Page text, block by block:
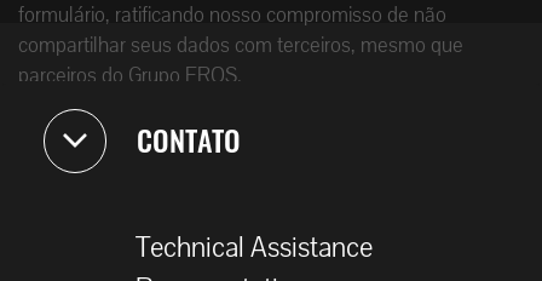
formulário, ratificando nosso compromisso de não
compartilhar seus dados com terceiros, mesmo que
parceiros do Grupo EROS.
CONTATO
Technical Assistance